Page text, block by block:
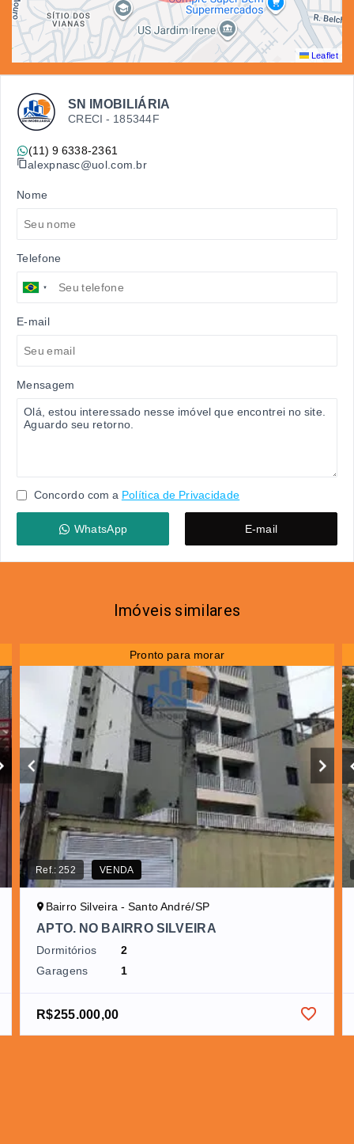
Leaflet
SN IMOBILIÁRIA
CRECI - 185344F
(11) 9 6338-2361
alexpnasc@uol.com.br
Nome
Telefone
E-mail
Mensagem
Concordo com a Política de Privacidade
WhatsApp E-mail
Imóveis similares
Pronto para morar
Ref.:252 VENDA
Bairro Silveira - Santo André/SP
APTO. NO BAIRRO SILVEIRA
Dormitórios
2
Garagens
1
R$255.000,00